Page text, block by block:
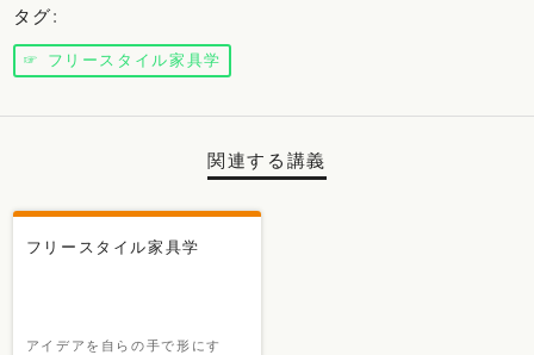
タグ:
☞ フリースタイル家具学
関連する講義
フリースタイル家具学
アイデアを自らの手で形にす